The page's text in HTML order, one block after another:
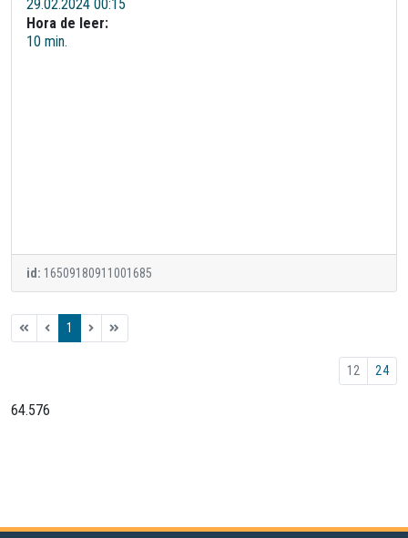
29.02.2024 00:15
Hora de leer:
10 min.
id: 16509180911001685
1
12 24
64.576